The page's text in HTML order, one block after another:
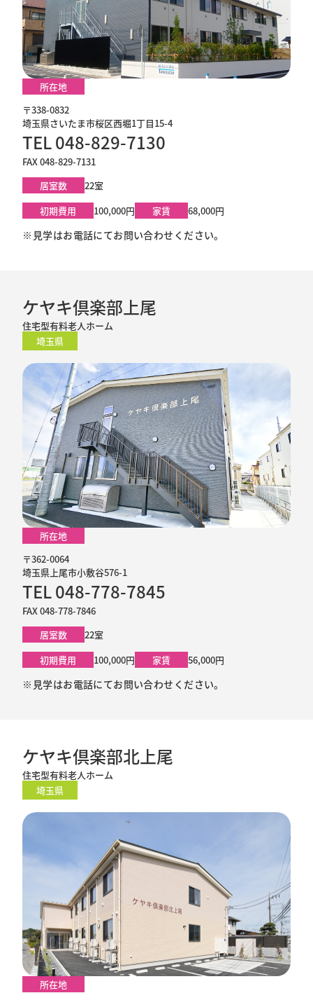
所在地
〒338-0832
埼玉県さいたま市桜区西堀1丁目15-4
TEL 048-829-7130
FAX 048-829-7131
居室数
22室
初期費用
100,000円 家賃 68,000円
※見学はお電話にてお問い合わせください。
ケヤキ倶楽部上尾
住宅型有料老人ホーム
埼玉県
所在地
〒362-0064
埼玉県上尾市小敷谷576-1
TEL 048-778-7845
FAX 048-778-7846
居室数
22室
初期費用
100,000円 家賃 56,000円
※見学はお電話にてお問い合わせください。
ケヤキ倶楽部北上尾
住宅型有料老人ホーム
埼玉県
所在地